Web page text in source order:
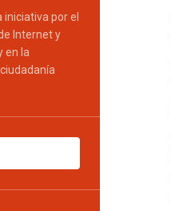
iniciativa por el
Internet y
en la